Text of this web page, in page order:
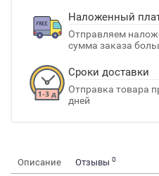
Наложенный
Отправляем
сумма заказа
Сроки доставки
Отправка товара
дней
Описание Отзывы 0